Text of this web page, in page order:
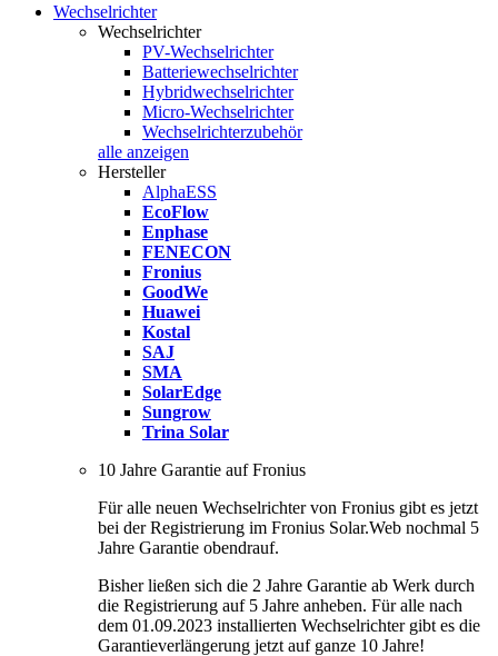
Wechselrichter
Wechselrichter
PV-Wechselrichter
Batteriewechselrichter
Hybridwechselrichter
Micro-Wechselrichter
Wechselrichterzubehör
alle anzeigen
Hersteller
AlphaESS
EcoFlow
Enphase
FENECON
Fronius
GoodWe
Huawei
Kostal
SAJ
SMA
SolarEdge
Sungrow
Trina Solar
10 Jahre Garantie auf Fronius
Für alle neuen Wechselrichter von Fronius gibt es jetzt
bei der Registrierung im Fronius Solar.Web nochmal 5
Jahre Garantie obendrauf.
Bisher ließen sich die 2 Jahre Garantie ab Werk durch
die Registrierung auf 5 Jahre anheben. Für alle nach
dem 01.09.2023 installierten Wechselrichter gibt es die
Garantieverlängerung jetzt auf ganze 10 Jahre!